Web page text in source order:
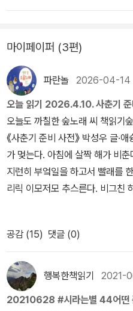
마이페이퍼 (3편)
파란놀 2026-04-14
오늘 읽기 2026.4.10. 사춘기 준
오늘도 까칠한 숲노래 씨 책읽기
《사춘기 준비 사전》 박성우 글·
가 멎는다. 아침에 살짝 해가 비
지런히 부엌일을 하고서 빨래를
리릭 이모저모 추스른다. 비그친
위벼락이 올 수 있으나, 비와 바
날씨이다. 오늘 텃노랑(토종노랑
집뿐 아니라 마을 곳곳에 텃노랑
서만 해도 마을 할매가 텃노랑과
가서 한 자루에 5000원 받고 파
는 터라, 텃민들레가 천천히 살아
공감 (15) 댓글 (0)
행복한책읽기 2021-
20210628 #시라는별 44어떤